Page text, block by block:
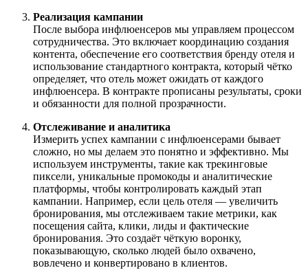
Реализация кампании
После выбора инфлюенсеров мы управляем процессом
сотрудничества. Это включает координацию создания
контента, обеспечение его соответствия бренду отеля и
использование стандартного контракта, который чётко
определяет, что отель может ожидать от каждого
инфлюенсера. В контракте прописаны результаты, сроки
и обязанности для полной прозрачности.
Отслеживание и аналитика
Измерить успех кампании с инфлюенсерами бывает
сложно, но мы делаем это понятно и эффективно. Мы
используем инструменты, такие как трекинговые
пиксели, уникальные промокоды и аналитические
платформы, чтобы контролировать каждый этап
кампании. Например, если цель отеля — увеличить
бронирования, мы отслеживаем такие метрики, как
посещения сайта, клики, лиды и фактические
бронирования. Это создаёт чёткую воронку,
показывающую, сколько людей было охвачено,
вовлечено и конвертировано в клиентов.